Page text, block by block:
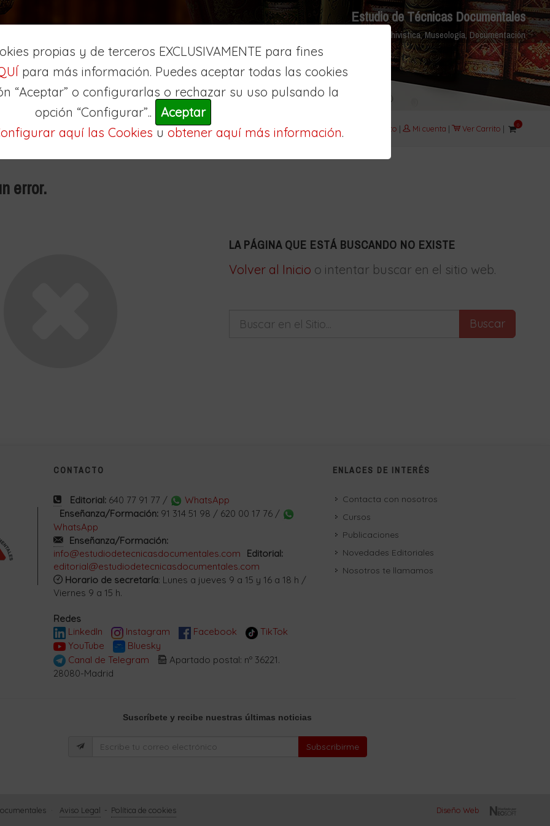
propias y de terceros EXCLUSIVAMENTE para fines
para más información. Puedes aceptar todas las cookies
“Aceptar” o configurarlas o rechazar su uso pulsando la
opción “Configurar”..
Aceptar
aquí las Cookies u obtener aquí más información.
Estudio de Técnicas Documentales
Biblioteconomía, Archivistica, Museología, Documentación
Aula Contacto | Mi cuenta | Ver Carrito | 0
error.
LA PÁGINA QUE ESTÁ BUSCANDO NO EXISTE
Volver al Inicio o intentar buscar en el sitio web.
Buscar
CONTACTO
Editorial: 640 77 91 77 /
WhatsApp
Enseñanza/Formación: 91 314 51 98 / 620 00 17 76 /
WhatsApp
Enseñanza/Formación:
info@estudiodetecnicasdocumentales.com
Editorial:
editorial@estudiodetecnicasdocumentales.com
Horario de secretaría: Lunes a jueves 9 a 15 y 16 a 18 h /
Viernes 9 a 15 h.
Redes
LinkedIn
Instagram Facebook
TikTok
YouTube
Bluesky
Canal de Telegram
Apartado postal: nº 36221.
28080-Madrid
ENLACES DE INTERÉS
Contacta con nosotros
Cursos
Publicaciones
Novedades Editoriales
Nosotros te llamamos
Suscríbete y recibe nuestras últimas noticias
Subscribirme
· Aviso Legal - Política de cookies Diseño Web